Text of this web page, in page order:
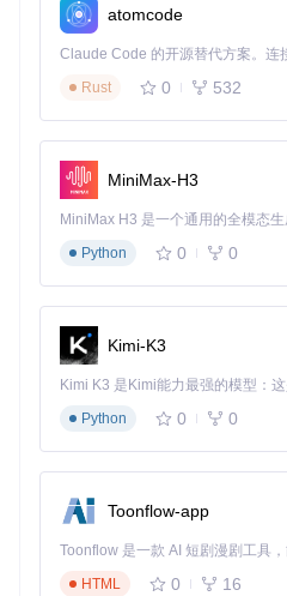
Talend作为开源ETL工具的代表
和数据质量管控能力。n8n与
部署且预算有限 的团队。典型应
电商平台订单数据同步到数据
营销活动多渠道数据整合分析
SaaS应用间的实时数据流转
实施步骤：
在Talend Studio中设计数据
添加定时触发器或事件触发
配置数据结果处理节点（如
通过n8n的错误处理节点实现
性能对比：
指标
开发
效率
高（可视化
法）
数据
中（适合中
高（支
atomcode
Rust
0 532
MiniMax-H3
Python
0 0
Kimi-K3
Python
0 0
Toonflow-app
HTML
0 16